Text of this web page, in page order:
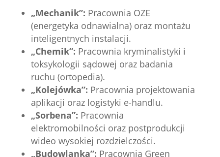
„Mechanik”: Pracownia OZE
(energetyka odnawialna) oraz montażu
inteligentnych instalacji.
„Chemik”: Pracownia kryminalistyki i
toksykologii sądowej oraz badania
ruchu (ortopedia).
„Kolejówka”: Pracownia projektowania
aplikacji oraz logistyki e-handlu.
„Sorbena”: Pracownia
elektromobilności oraz postprodukcji
wideo wysokiej rozdzielczości.
„Budowlanka”: Pracownia Green